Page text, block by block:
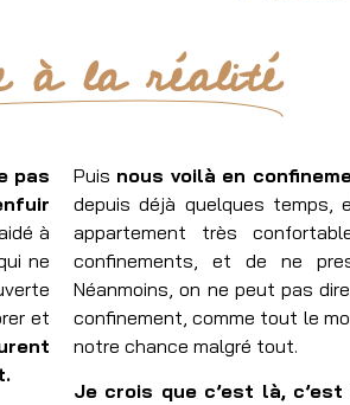
à la réalité
pas
à
ne
et
Puis nous voilà en
depuis déjà quelques temps,
appartement très
confinements, et de ne
Néanmoins, on ne peut pas
confinement, comme tout le
notre chance malgré tout.
Je crois que c’est là,